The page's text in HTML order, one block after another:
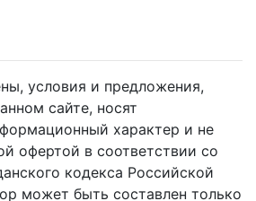
условия и предложения,
сайте, носят
характер и не
офертой в соответствии со
кодекса Российской
может быть составлен только